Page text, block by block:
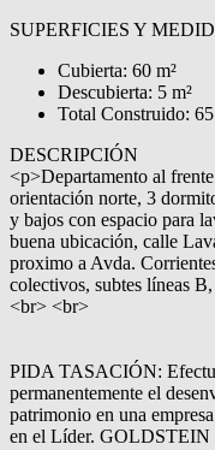
SUPERFICIES Y
Cubierta: 60 m²
Descubierta: 5 m²
Total Construido: 65
DESCRIPCIÓN
<p>Departamento al
orientación norte, 3
y bajos con espacio para
buena ubicación, calle
proximo a Avda.
colectivos, subtes líneas
<br> <br>
PIDA TASACIÓN:
permanentemente el
patrimonio en una
en el Líder.